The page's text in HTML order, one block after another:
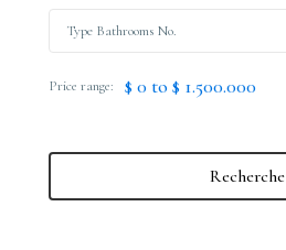
Price range: $ 0 to $ 1.500.000
Recherche